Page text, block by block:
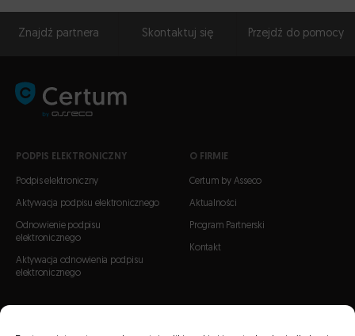
PODPIS ELEKTRONICZNY
Podpis elektroniczny
Aktywacja podpisu elektronicznego
Odnowienie podpisu
elektronicznego
Aktywacja odnowienia podpisu
elektronicznego
O FIRMIE
Certum by Asseco
Aktualności
Program Partnerski
Kontakt
Znajdź partnera Skontaktuj się Przejdź do pomocy